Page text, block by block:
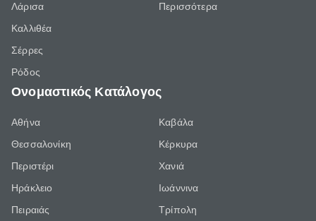
Λάρισα
Καλλιθέα
Σέρρες
Ρόδος
Περισσότερα
Ονομαστικός Κατάλογος
Αθήνα
Θεσσαλονίκη
Περιστέρι
Ηράκλειο
Πειραιάς
Καβάλα
Κέρκυρα
Χανιά
Ιωάννινα
Τρίπολη